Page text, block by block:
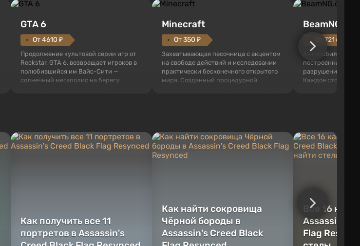
GTA 6
От 4610 ₽
Продолжение культовой серии игр от
Rockstar, GTA 6, возвращает игроков в
полюбившийся им Вайс-Сити —
солнечный мегаполис на берегу
неприятности. И...
Minecraft
От 350 ₽
Захватывающая песочница с акцентом
на свободе действий и исследовании
практически бесконечного открытого
мира. Созданный процедурной
Игроку дана по...
От 721 ₽
Автомобильная
построенная
разрушений и
Каждое
превращ...
Как получить все 11
портретов в Assassin's
Как найти сокровища
Чёрной бороды в
Assassin's Creed Black
Все 16
Assassin's
Flag